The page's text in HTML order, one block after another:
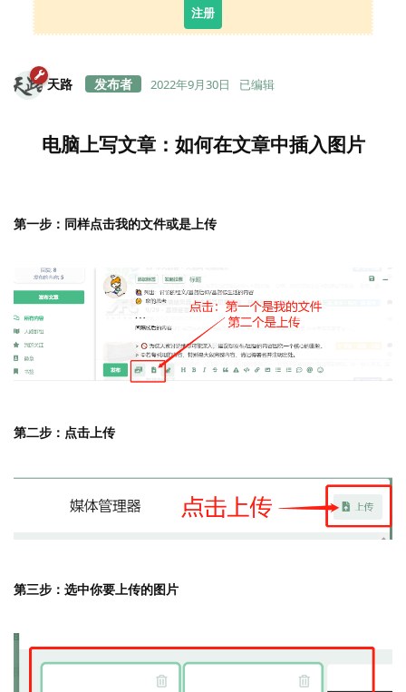
注册
天路 2022年9月30日 已编辑
电脑上写文章：如何在文章中插入图片
第一步：同样点击我的文件或是上传
第二步：点击上传
第三步：选中你要上传的图片